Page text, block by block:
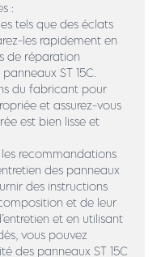
:
tels que des éclats
les rapidement en
de réparation
ST 15C.
du fabricant pour
et assurez-vous
est bien lisse et
recommandations
des panneaux
des instructions
et de leur
et en utilisant
vous pouvez
des panneaux ST 15C